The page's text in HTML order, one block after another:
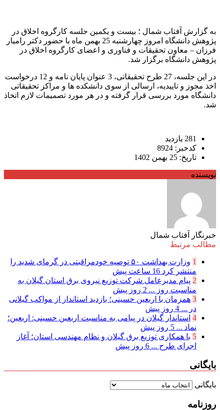
به گزارش آفتاب شمال ؛ بیست و یکمین جلسه کارگروه اخلاق در
پژوهش دانشگاه امروز چهارشنبه 25 بهمن ماه با حضور دکتر رامیار
فرزان – معاون تحقیقات و فناوری و اعضای کارگروه اخلاق در
پژوهش دانشگاه برگزار شد.
در این جلسه، 27 طرح تحقیقاتی، 3 عنوان پایان نامه و 12 درخواست
اخذ مجوز و تاییدیه، ارسالی از سوی دانشکده ها و مراکز تحقیقاتی
دانشگاه مورد بررسی قرار گرفته و در هر مورد تصمیمات لازم اتخاذ
شد.
281 بازدید
کدخبر: 8924
تاریخ: 25 بهمن 1402
نویسنده
خبرنگار آفتاب شمال
مطالب مرتبط
1
وزارت بهداشت ۵۰ توصیه خودمراقبتی در گرمای شدید را
منتشر کرد 16 ساعت پیش
2 پیام مدیرعامل شركت توزیع نیروی برق استان گیلان به
مناسبت روز ... 2 روز پیش
3 همزمان با اربعین حسینی؛ بازدید استاندار از مواکب گیلانی
در ... 4 روز پیش
4 استاندار گیلان در پیامی به مناسبت اربعین حسینی: اربعین؛
نماد ... 5 روز پیش
5 با همکاری توزیع برق گیلان و نظام مهندسی استان؛ آغاز
اجرای طرح ... 6 روز پیش
بایگانی
بایگانی
روزنامه